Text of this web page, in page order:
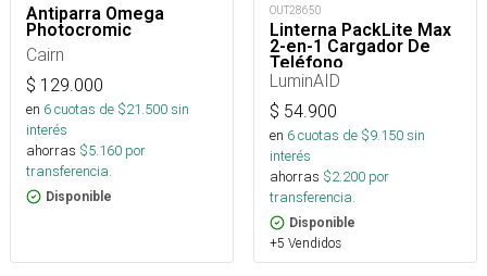
Antiparra Omega
Photocromic
Cairn
$ 129.000
en 6cuotas de $21.500sin
interés
ahorras $5.160 por
transferencia.
Disponible
OUT28650
Linterna PackLite Max
2-en-1 Cargador De
Teléfono
LuminAID
$ 54.900
en 6cuotas de $9.150sin
interés
ahorras $2.200 por
transferencia.
Disponible
+5 Vendidos